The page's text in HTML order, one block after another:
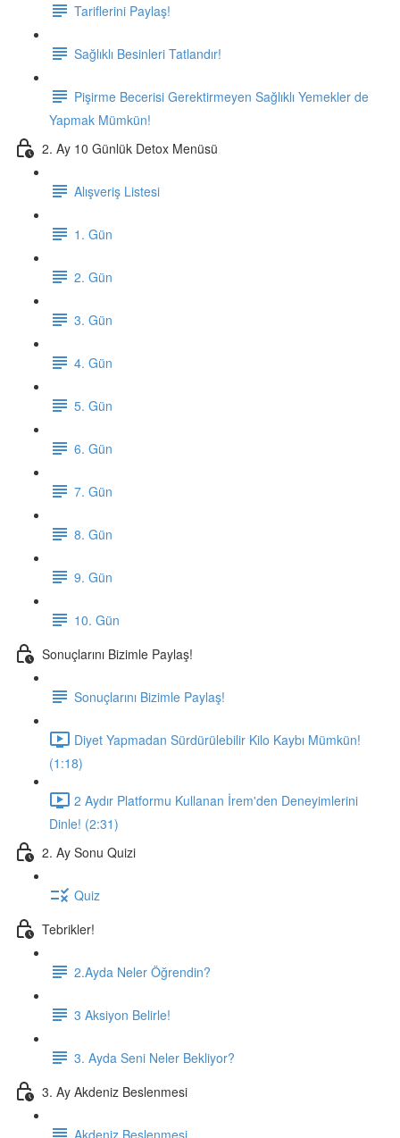
Tariflerini Paylaş!
Sağlıklı Besinleri Tatlandır!
Pişirme Becerisi Gerektirmeyen Sağlıklı Yemekler de
Yapmak Mümkün!
2. Ay 10 Günlük Detox Menüsü
Alışveriş Listesi
1. Gün
2. Gün
3. Gün
4. Gün
5. Gün
6. Gün
7. Gün
8. Gün
9. Gün
10. Gün
Sonuçlarını Bizimle Paylaş!
Sonuçlarını Bizimle Paylaş!
Diyet Yapmadan Sürdürülebilir Kilo Kaybı Mümkün!
(1:18)
2 Aydır Platformu Kullanan İrem'den Deneyimlerini
Dinle! (2:31)
2. Ay Sonu Quizi
Quiz
Tebrikler!
2.Ayda Neler Öğrendin?
3 Aksiyon Belirle!
3. Ayda Seni Neler Bekliyor?
3. Ay Akdeniz Beslenmesi
Akdeniz Beslenmesi